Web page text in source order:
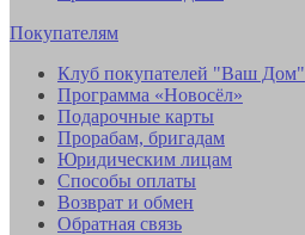
Покупателям
Клуб покупателей "Ваш Дом"
Программа «Новосёл»
Подарочные карты
Прорабам, бригадам
Юридическим лицам
Способы оплаты
Возврат и обмен
Обратная связь